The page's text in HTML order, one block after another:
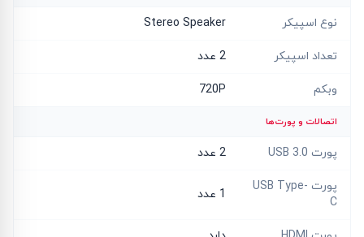
نوع اسپیکر Stereo Speaker
تعداد اسپیکر 2 عدد
وبکم 720P
اتصالات و پورت‌ها
پورت USB 3.0 2 عدد
پورت USB Type-
C
1 عدد